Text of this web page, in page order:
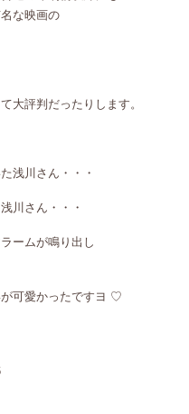
な映画の
大評判だったりします。
浅川さん・・・
川さん・・・
ームが鳴り出し
可愛かったですヨ ♡